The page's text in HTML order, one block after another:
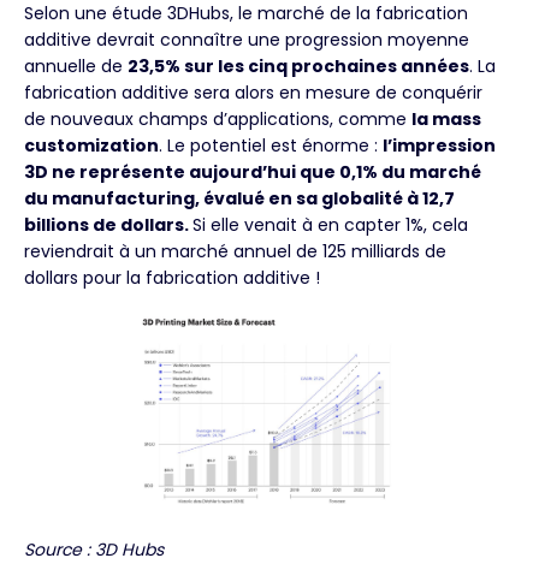
Selon une étude 3DHubs, le marché de la fabrication
additive devrait connaître une progression moyenne
annuelle de 23,5% sur les cinq prochaines années. La
fabrication additive sera alors en mesure de conquérir
de nouveaux champs d’applications, comme la mass
customization. Le potentiel est énorme : l’impression
3D ne représente aujourd’hui que 0,1% du marché
du manufacturing, évalué en sa globalité à 12,7
billions de dollars.Si elle venait à en capter 1%, cela
reviendrait à un marché annuel de 125 milliards de
dollars pour la fabrication additive !
Source : 3D Hubs